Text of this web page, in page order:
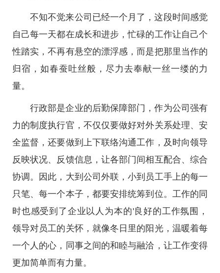
不知不觉来公司已经一个月了，这段时间感觉
自己每一天都在成长和进步，忙碌的工作让自己个
性踏实，不再有悬空的漂浮感，而是把那里当作的
归宿，如春蚕吐丝般，尽力去奉献一丝一缕的力
量。
行政部是企业的后勤保障部门，作为公司强有
力的制度执行官，不仅仅要做好对外关系处理、安
全监督，还要做到上下联络沟通工作，及时向领导
反映状况、反馈信息，让各部门间相互配合、综合
协调。因此，大到公司外联，小到员工手上的每一
只笔、每一个本子，都要安排统筹到位。工作的同
时也感受到了企业以人为本的'良好的工作氛围，
领导对员工的关怀，就像冬日里的阳光，温暖着每
一个人的心，同事之间的和睦与融洽，让工作变得
更加简单而有力量。